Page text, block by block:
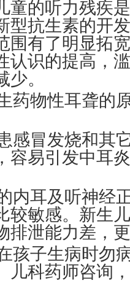
童的听力残疾
型抗生素的开
围有了明显拓
认识的提高，
。
药物性耳聋的
感冒发烧和其
容易引发中耳
内耳及听神经
较敏感。新生
排泄能力差，
孩子生病时勿
儿科药师咨询